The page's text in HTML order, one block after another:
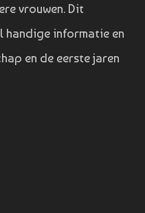
vrouwen. Dit
informatie en
en de eerste jaren